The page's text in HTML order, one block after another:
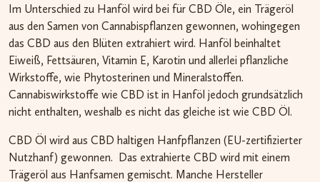
Im Unterschied zu Hanföl wird bei für CBD Öle, ein Trägeröl
aus den Samen von Cannabispflanzen gewonnen, wohingegen
das CBD aus den Blüten extrahiert wird. Hanföl beinhaltet
Eiweiß, Fettsäuren, Vitamin E, Karotin und allerlei pflanzliche
Wirkstoffe, wie Phytosterinen und Mineralstoffen.
Cannabiswirkstoffe wie CBD ist in Hanföl jedoch grundsätzlich
nicht enthalten, weshalb es nicht das gleiche ist wie CBD Öl.
CBD Öl wird aus CBD haltigen Hanfpflanzen (EU-zertifizierter
Nutzhanf) gewonnen. Das extrahierte CBD wird mit einem
Trägeröl aus Hanfsamen gemischt. Manche Hersteller